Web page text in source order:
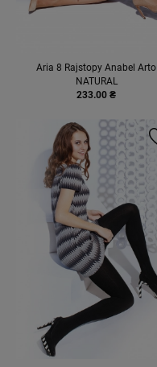
Aria 8 Rajstopy Anabel Arto
NATURAL
233.00 ₴